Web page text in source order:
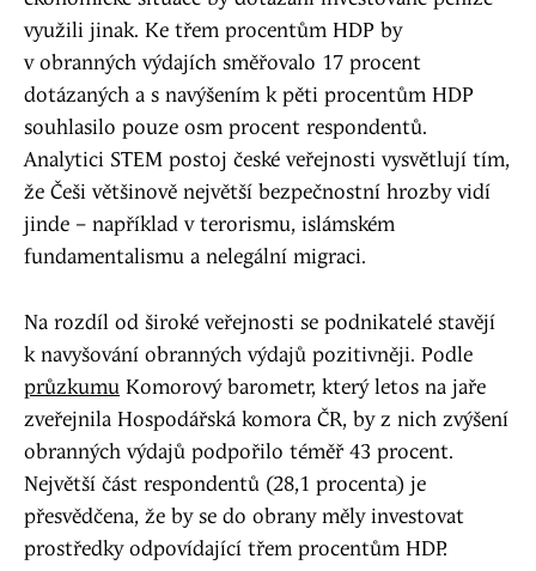
využili jinak. Ke třem procentům HDP by
v obranných výdajích směřovalo 17 procent
dotázaných a s navýšením k pěti procentům HDP
souhlasilo pouze osm procent respondentů.
Analytici STEM postoj české veřejnosti vysvětlují tím,
že Češi většinově největší bezpečnostní hrozby vidí
jinde – například v terorismu, islámském
fundamentalismu a nelegální migraci.
Na rozdíl od široké veřejnosti se podnikatelé stavějí
k navyšování obranných výdajů pozitivněji. Podle
průzkumu Komorový barometr, který letos na jaře
zveřejnila Hospodářská komora ČR, by z nich zvýšení
obranných výdajů podpořilo téměř 43 procent.
Největší část respondentů (28,1 procenta) je
přesvědčena, že by se do obrany měly investovat
prostředky odpovídající třem procentům HDP.